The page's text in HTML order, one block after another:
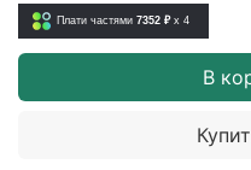
Плати частями 7352 ₽ x 4
В